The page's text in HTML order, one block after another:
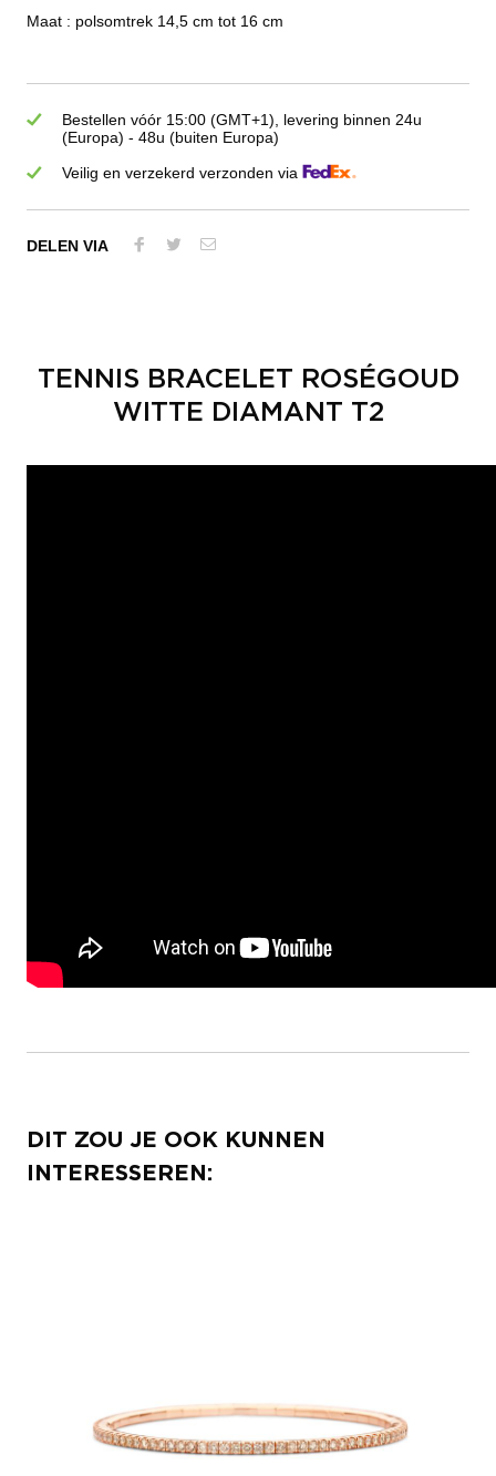
Maat : polsomtrek 14,5 cm tot 16 cm
Bestellen vóór 15:00 (GMT+1), levering binnen 24u
(Europa) - 48u (buiten Europa)
Veilig en verzekerd verzonden via
DELEN VIA
TENNIS BRACELET ROSÉGOUD
WITTE DIAMANT T2
DIT ZOU JE OOK KUNNEN
INTERESSEREN: